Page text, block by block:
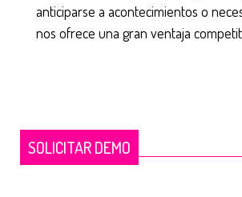
anticiparse a acontecimientos o
nos ofrece una gran ventaja
SOLICITAR DEMO